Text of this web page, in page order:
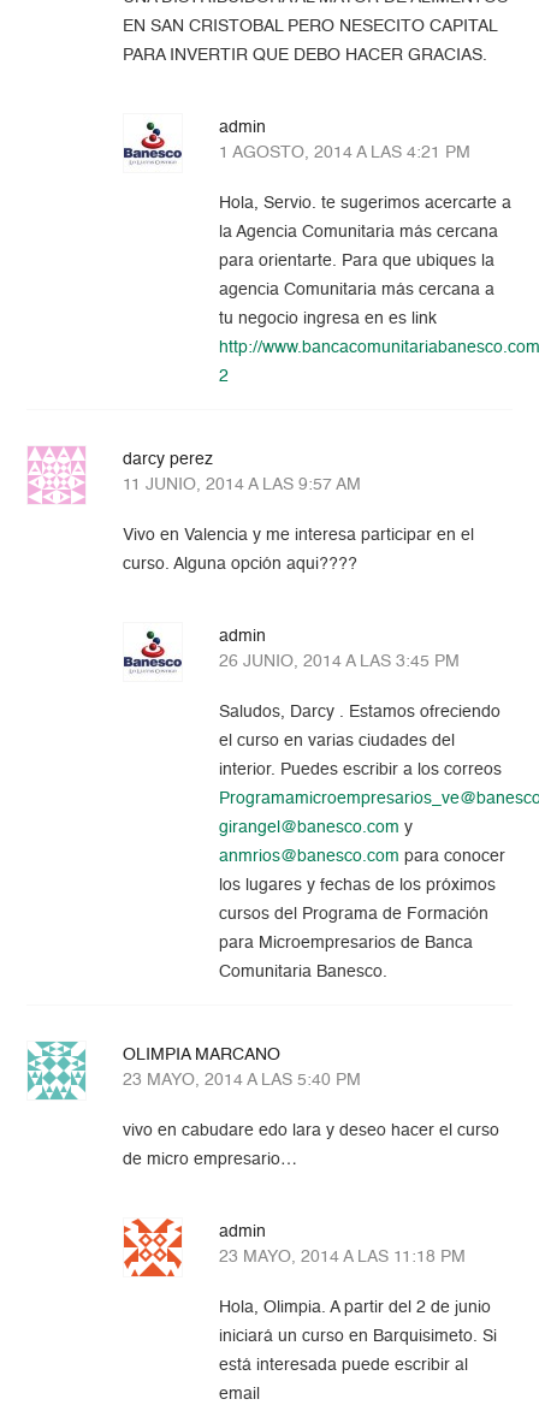
EN SAN CRISTOBAL PERO NESECITO CAPITAL
PARA INVERTIR QUE DEBO HACER GRACIAS.
admin
1 AGOSTO, 2014 A LAS 4:21 PM
Hola, Servio. te sugerimos acercarte a
la Agencia Comunitaria más cercana
para orientarte. Para que ubiques la
agencia Comunitaria más cercana a
tu negocio ingresa en es link
http://
2
darcy perez
11 JUNIO, 2014 A LAS 9:57 AM
Vivo en Valencia y me interesa participar en el
curso. Alguna opción aqui????
admin
26 JUNIO, 2014 A LAS 3:45 PM
Saludos, Darcy . Estamos ofreciendo
el curso en varias ciudades del
interior. Puedes escribir a los correos
girangel@banesco.com y
anmrios@banesco.com para conocer
los lugares y fechas de los próximos
cursos del Programa de Formación
para Microempresarios de Banca
Comunitaria Banesco.
OLIMPIA MARCANO
23 MAYO, 2014 A LAS 5:40 PM
vivo en cabudare edo lara y deseo hacer el curso
de micro empresario…
admin
23 MAYO, 2014 A LAS 11:18 PM
Hola, Olimpia. A partir del 2 de junio
iniciará un curso en Barquisimeto. Si
está interesada puede escribir al
email